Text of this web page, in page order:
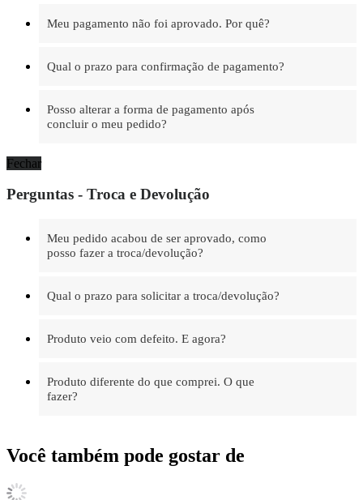
Meu pagamento não foi aprovado. Por quê?
Qual o prazo para confirmação de pagamento?
Posso alterar a forma de pagamento após
concluir o meu pedido?
Fechar
Perguntas - Troca e Devolução
Meu pedido acabou de ser aprovado, como
posso fazer a troca/devolução?
Qual o prazo para solicitar a troca/devolução?
Produto veio com defeito. E agora?
Produto diferente do que comprei. O que
fazer?
Você também pode gostar de